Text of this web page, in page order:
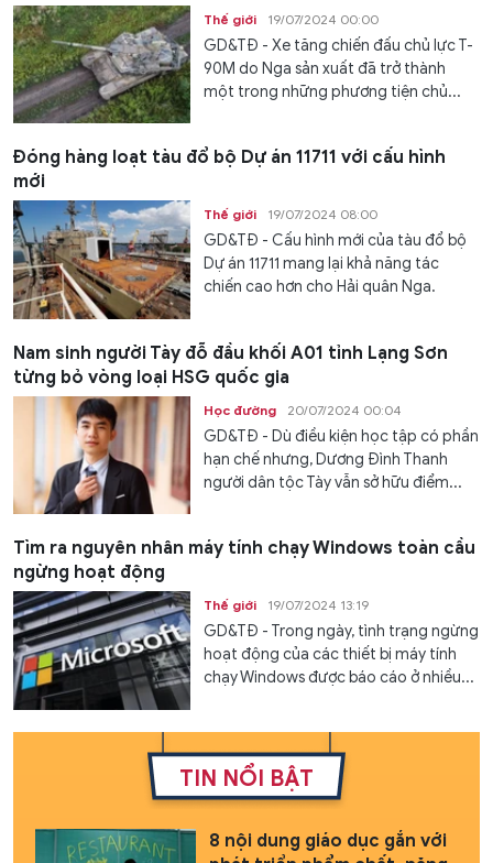
Thế giới 19/07/2024 00:00
GD&TĐ - Xe tăng chiến đấu chủ lực T-
90M do Nga sản xuất đã trở thành
một trong những phương tiện chủ...
Đóng hàng loạt tàu đổ bộ Dự án 11711 với cấu hình
mới
Thế giới 19/07/2024 08:00
GD&TĐ - Cấu hình mới của tàu đổ bộ
Dự án 11711 mang lại khả năng tác
chiến cao hơn cho Hải quân Nga.
Nam sinh người Tày đỗ đầu khối A01 tỉnh Lạng Sơn
từng bỏ vòng loại HSG quốc gia
Học đường 20/07/2024 00:04
GD&TĐ - Dù điều kiện học tập có phần
hạn chế nhưng, Dương Đình Thanh
người dân tộc Tày vẫn sở hữu điểm...
Tìm ra nguyên nhân máy tính chạy Windows toàn cầu
ngừng hoạt động
Thế giới 19/07/2024 13:19
GD&TĐ - Trong ngày, tình trạng ngừng
hoạt động của các thiết bị máy tính
chạy Windows được báo cáo ở nhiều...
TIN NỔI BẬT
8 nội dung giáo dục gắn với